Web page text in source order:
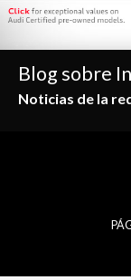
Saltar
contenido
Blog sobre
Noticias de la